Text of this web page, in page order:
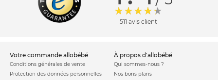
511 avis client
votre commande allobébé
Conditions générales de vente
Protection des données personnelles
à propos d'allobébé
Qui sommes-nous ?
Nos bons plans